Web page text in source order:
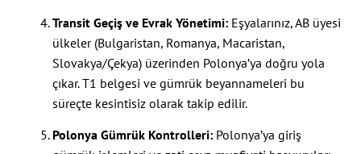
Transit Geçiş ve Evrak Yönetimi: Eşyalarınız, AB üyesi
ülkeler (Bulgaristan, Romanya, Macaristan,
Slovakya/Çekya) üzerinden Polonya’ya doğru yola
çıkar. T1 belgesi ve gümrük beyannameleri bu
süreçte kesintisiz olarak takip edilir.
Polonya Gümrük Kontrolleri: Polonya’ya giriş